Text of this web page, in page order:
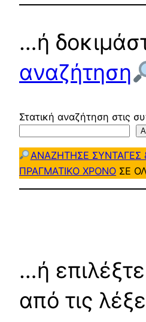
…ή
αναζήτηση
Στατική αναζήτηση στις
ΑΝΑΖΗΤΗΣΕ ΣΥΝΤΑΓΕΣ
ΠΡΑΓΜΑΤΙΚΟ ΧΡΟΝΟ ΣΕ
…ή
από τις